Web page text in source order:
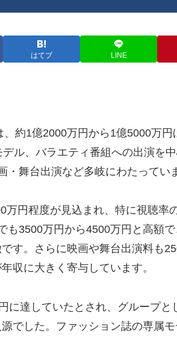
はてブ LINE
約1億2000万円から1億5000万
ル、バラエティ番組への出演を
舞台出演など多岐にわたってい
万円程度が見込まれ、特に視聴率
も3500万円から4500万円と高額
す。さらに映画や舞台出演料も
収に大きく寄与しています。
に達していたとされ、グループ
でした。ファッション誌の専属